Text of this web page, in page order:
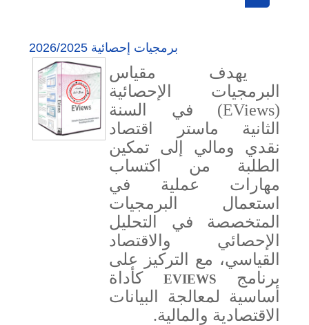
برمجيات إحصائية 2026/2025
يهدف مقياس
البرمجيات الإحصائية
(
EViews) في السنة
الثانية ماستر اقتصاد
نقدي ومالي إلى تمكين
الطلبة من اكتساب
مهارات عملية في
استعمال البرمجيات
المتخصصة في التحليل
الإحصائي والاقتصاد
القياسي، مع التركيز على
برنامج
EVIEWS
كأداة
أساسية لمعالجة البيانات
الاقتصادية والمالية.